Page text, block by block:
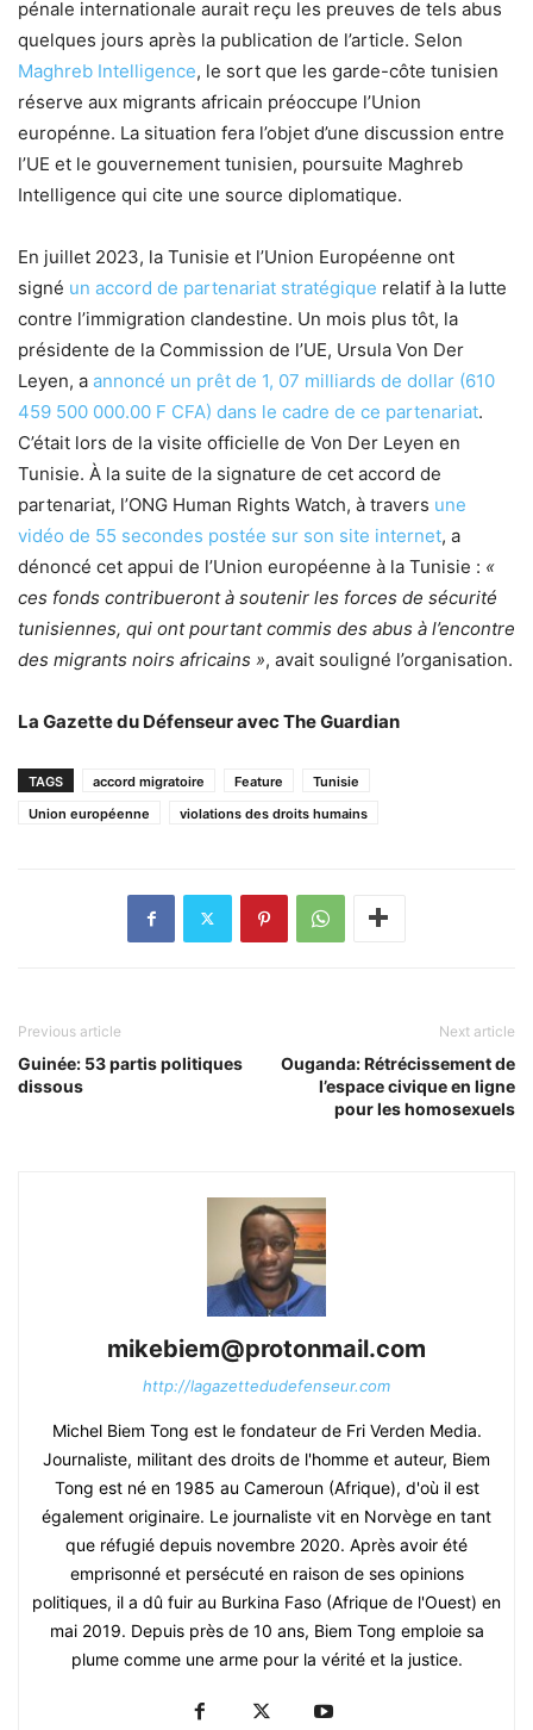
pénale internationale aurait reçu les preuves de tels abus
quelques jours après la publication de l’article. Selon
Maghreb Intelligence, le sort que les garde-côte tunisien
réserve aux migrants africain préoccupe l’Union
europénne. La situation fera l’objet d’une discussion entre
l’UE et le gouvernement tunisien, poursuite Maghreb
Intelligence qui cite une source diplomatique.
En juillet 2023, la Tunisie et l’Union Européenne ont
signé un accord de partenariat stratégique relatif à la lutte
contre l’immigration clandestine. Un mois plus tôt, la
présidente de la Commission de l’UE, Ursula Von Der
Leyen, a annoncé un prêt de 1, 07 milliards de dollar (610
459 500 000.00 F CFA) dans le cadre de ce partenariat.
C’était lors de la visite officielle de Von Der Leyen en
Tunisie. À la suite de la signature de cet accord de
partenariat, l’ONG Human Rights Watch, à travers une
vidéo de 55 secondes postée sur son site internet, a
dénoncé cet appui de l’Union européenne à la Tunisie : «
ces fonds contribueront à soutenir les forces de sécurité
tunisiennes, qui ont pourtant commis des abus à l’encontre
des migrants noirs africains », avait souligné l’organisation.
La Gazette du Défenseur avec The Guardian
TAGS accord migratoire Feature
Tunisie
Union européenne
violations des droits humains
Previous article
Guinée: 53 partis politiques
dissous
Next article
Ouganda: Rétrécissement de
l’espace civique en ligne
pour les homosexuels
mikebiem@protonmail.com
http://lagazettedudefenseur.com
Michel Biem Tong est le fondateur de Fri Verden Media.
Journaliste, militant des droits de l'homme et auteur, Biem
Tong est né en 1985 au Cameroun (Afrique), d'où il est
également originaire. Le journaliste vit en Norvège en tant
que réfugié depuis novembre 2020. Après avoir été
emprisonné et persécuté en raison de ses opinions
politiques, il a dû fuir au Burkina Faso (Afrique de l'Ouest) en
mai 2019. Depuis près de 10 ans, Biem Tong emploie sa
plume comme une arme pour la vérité et la justice.